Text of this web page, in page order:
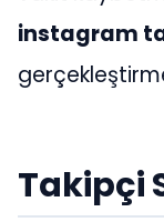
instagram
Takipçi